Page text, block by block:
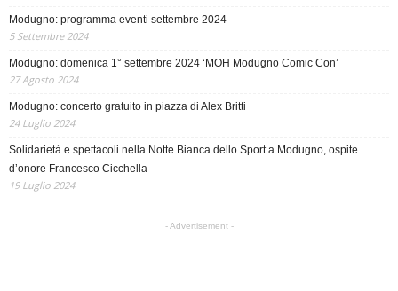
Modugno: programma eventi settembre 2024
5 Settembre 2024
Modugno: domenica 1° settembre 2024 ‘MOH Modugno Comic Con’
27 Agosto 2024
Modugno: concerto gratuito in piazza di Alex Britti
24 Luglio 2024
Solidarietà e spettacoli nella Notte Bianca dello Sport a Modugno, ospite
d’onore Francesco Cicchella
19 Luglio 2024
- Advertisement -